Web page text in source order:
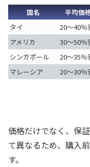
国名 平均価
タイ
20〜40％
アメリカ
30〜50％
シンガポール
20〜35％
マレーシア
20〜30％
価格だけでなく、保
て異なるため、購入
す。